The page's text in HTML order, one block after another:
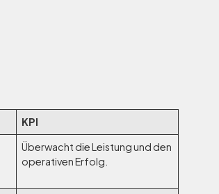
KPI
Überwacht die Leistung und den
operativen Erfolg.